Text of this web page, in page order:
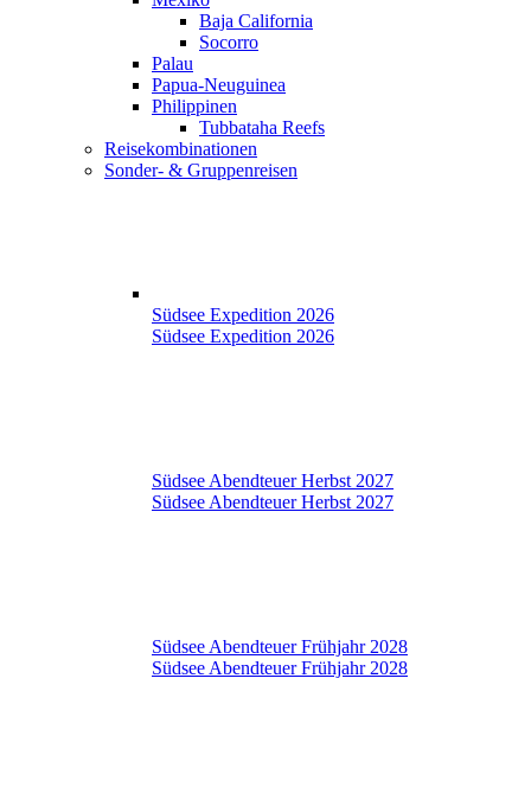
Baja California
Socorro
Palau
Papua-Neuguinea
Philippinen
Tubbataha Reefs
Reisekombinationen
Sonder- & Gruppenreisen
Südsee Expedition 2026
Südsee Expedition 2026
Südsee Abendteuer Herbst 2027
Südsee Abendteuer Herbst 2027
Südsee Abendteuer Frühjahr 2028
Südsee Abendteuer Frühjahr 2028